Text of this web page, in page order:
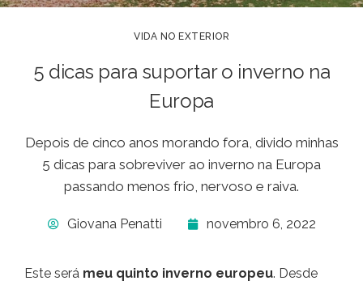
VIDA NO EXTERIOR
5 dicas para suportar o inverno na
Europa
Depois de cinco anos morando fora, divido minhas
5 dicas para sobreviver ao inverno na Europa
passando menos frio, nervoso e raiva.
Giovana Penatti novembro 6, 2022
Este será meu quinto inverno europeu. Desde